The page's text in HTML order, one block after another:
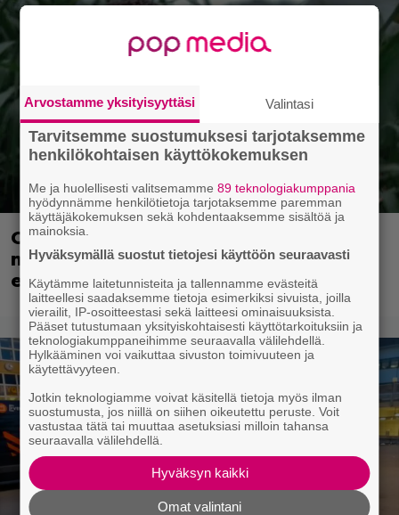
Ohjaaja lähti kalppimaan 870
miljoonaa dollaria tuottaneen
elokuvan jatko-osasta
Arvostamme yksityisyyttäsi Valintasi
Tarvitsemme suostumuksesi tarjotaksemme
henkilökohtaisen käyttökokemuksen
Me ja huolellisesti valitsemamme89 teknologiakumppania
hyödynnämme henkilötietoja tarjotaksemme paremman
käyttäjäkokemuksen sekä kohdentaaksemme sisältöä ja
mainoksia.
Hyväksymällä suostut tietojesi käyttöön seuraavasti
Käytämme laitetunnisteita ja tallennamme evästeitä
laitteellesi saadaksemme tietoja esimerkiksi sivuista, joilla
vierailit, IP-osoitteestasi sekä laitteesi ominaisuuksista.
Pääset tutustumaan yksityiskohtaisesti käyttötarkoituksiin ja
teknologiakumppaneihimme seuraavalla välilehdellä.
Hylkääminen voi vaikuttaa sivuston toimivuuteen ja
käytettävyyteen.
Jotkin teknologiamme voivat käsitellä tietoja myös ilman
suostumusta, jos niillä on siihen oikeutettu peruste. Voit
vastustaa tätä tai muuttaa asetuksiasi milloin tahansa
seuraavalla välilehdellä.
Hyväksyn kaikki
Omat valintani